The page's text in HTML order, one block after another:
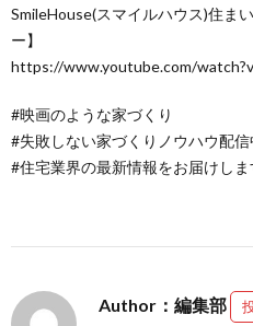
SmileHouse(スマイルハウス)住ま
ー】
https://www.youtube.com/
#映画のような家づくり
#失敗しない家づくりノウハウ配信
#住宅業界の最新情報をお届けしま
Author：編集部